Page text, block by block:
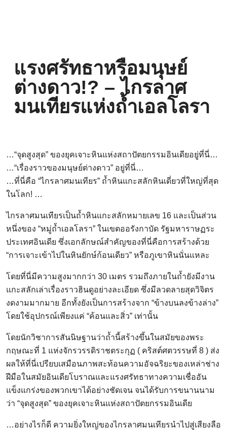
แรงศรัทธาหรือมนุษย์
ต่างดาว!? – ไกรลาศ
มนเทียรแห่งถ้ำเอลโลรา
…“จุดสูงสุด” ของยุคเจาะหินแห่งสถาปัตยกรรมอินเดียอยู่ที่นี่…
…“เรื่องราวของมนุษย์ต่างดาว” อยู่ที่นี่…
…ที่นี่คือ “ไกรลาศมนเทียร” ถ้ำหินแกะสลักหินเดี่ยวที่ใหญ่ที่สุด
ในโลก! …
ไกรลาศมนเทียรเป็นถ้ำหินแกะสลักหมายเลข 16 และเป็นส่วน
หนึ่งของ “หมู่ถ้ำเอลโลรา” ในเขตออรังกาบัด รัฐมหาราษฏระ
ประเทศอินเดีย ซึ่งเอกลักษณ์สำคัญของที่นี่คือการสร้างด้วย
“การเจาะเข้าไปในหินยักษ์ก้อนเดียว” หรือภูเขาหินนั่นแหละ
โดยที่นี่มีความสูงมากกว่า 30 เมตร รวมถึงภายในถ้ำยังมีงาน
แกะสลักเล่าเรื่องราวฮินดูอย่างละเอียด ซึ่งมีลวดลายสุดวิจิตร
งดงามมากมาย อีกทั้งยังเป็นการสร้างจาก “ข้างบนลงข้างล่าง”
โดยใช้อุปกรณ์เพียงแค่ “ค้อนและสิ่ว” เท่านั้น
โดยนักวิชาการสันนิษฐานว่าถ้ำนี้สร้างขึ้นในสมัยของพระ
กฤษณะที่ 1 แห่งจักรวรรดิราชตระกุฏ ( คริสต์ศตวรรษที่ 8 ) ส่ง
ผลให้ที่นี่เปรียบเสมือนภาพสะท้อนความอัจฉริยะของเหล่าช่าง
ฝีมือในสมัยอินเดียโบราณและแรงศรัทธาทางความเชื่ออัน
แข็งแกร่งของพวกเขาได้อย่างชัดเจน จนได้รับการขนานนาม
ว่า “จุดสูงสุด” ของยุคเจาะหินแห่งสถาปัตยกรรมอินเดีย
…อย่างไรก็ดี ความยิ่งใหญ่ของไกรลาศมนเทียรนำไปสู่เสียงลือ